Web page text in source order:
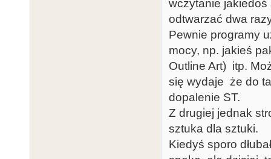
wczytanie jakiedoś
odtwarzać dwa
Pewnie programy
mocy, np. jakieś
Outline Art) itp.
się wydaje że do
dopalenie ST.
Z drugiej jednak
sztuka dla sztuki.
Kiedyś sporo